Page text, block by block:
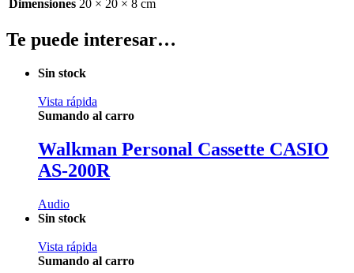
Dimensiones 20 × 20 × 8 cm
Te puede interesar…
Sin stock
Vista rápida
Sumando al carro
Walkman Personal Cassette CASIO
AS-200R
Audio
Sin stock
Vista rápida
Sumando al carro